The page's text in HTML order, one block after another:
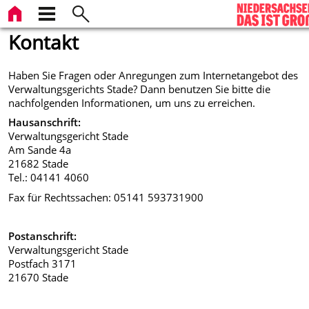
Kontakt
Haben Sie Fragen oder Anregungen zum Internetangebot des
Verwaltungsgerichts Stade? Dann benutzen Sie bitte die
nachfolgenden Informationen, um uns zu erreichen.
Hausanschrift:
Verwaltungsgericht Stade
Am Sande 4a
21682 Stade
Tel.: 04141 4060
Fax für Rechtssachen: 05141 593731900
Postanschrift:
Verwaltungsgericht Stade
Postfach 3171
21670 Stade